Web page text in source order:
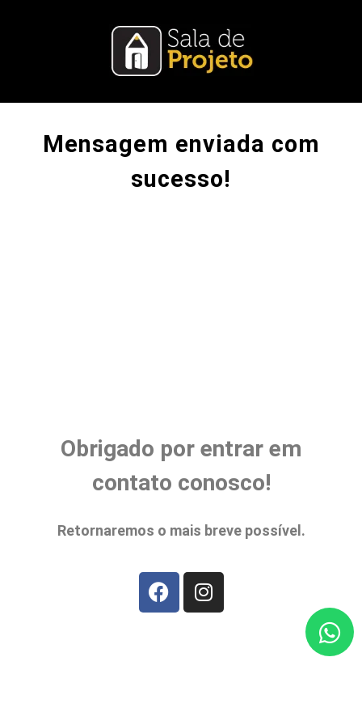
Mensagem enviada com
sucesso!
Obrigado por entrar em
contato conosco!
Retornaremos o mais breve possível.